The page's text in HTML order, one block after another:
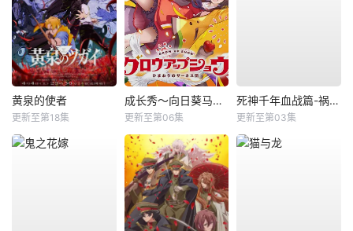
黄泉的使者
更新至第18集
成长秀～向日葵马戏团～
更新至第06集
死神千年血战篇-祸进谭-
更新至第03集